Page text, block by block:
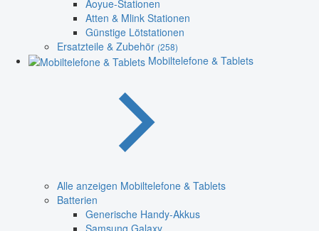
Aoyue-Stationen
Atten & Mlink Stationen
Günstige Lötstationen
Ersatzteile & Zubehör (258)
Mobiltelefone & Tablets
Alle anzeigen Mobiltelefone & Tablets
Batterien
Generische Handy-Akkus
Samsung Galaxy